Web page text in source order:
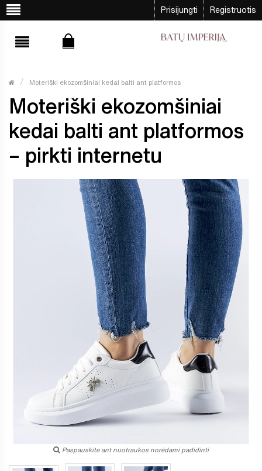
Prisijungti Registruotis
Moteriški ekozomšiniai kedai balti ant platformos
Moteriški ekozomšiniai
kedai balti ant platformos
– pirkti internetu
Paspauskite ant nuotraukos norėdami padidinti